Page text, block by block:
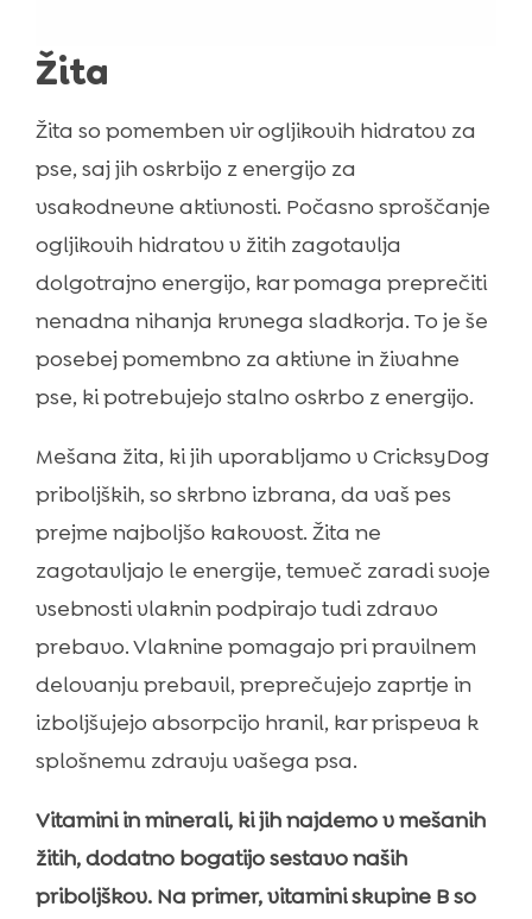
Žita
Žita so pomemben vir ogljikovih hidratov za
pse, saj jih oskrbijo z energijo za
vsakodnevne aktivnosti. Počasno sproščanje
ogljikovih hidratov v žitih zagotavlja
dolgotrajno energijo, kar pomaga preprečiti
nenadna nihanja krvnega sladkorja. To je še
posebej pomembno za aktivne in živahne
pse, ki potrebujejo stalno oskrbo z energijo.
Mešana žita, ki jih uporabljamo v CricksyDog
priboljških, so skrbno izbrana, da vaš pes
prejme najboljšo kakovost. Žita ne
zagotavljajo le energije, temveč zaradi svoje
vsebnosti vlaknin podpirajo tudi zdravo
prebavo. Vlaknine pomagajo pri pravilnem
delovanju prebavil, preprečujejo zaprtje in
izboljšujejo absorpcijo hranil, kar prispeva k
splošnemu zdravju vašega psa.
Vitamini in minerali, ki jih najdemo v mešanih
žitih, dodatno bogatijo sestavo naših
priboljškov. Na primer, vitamini skupine B so